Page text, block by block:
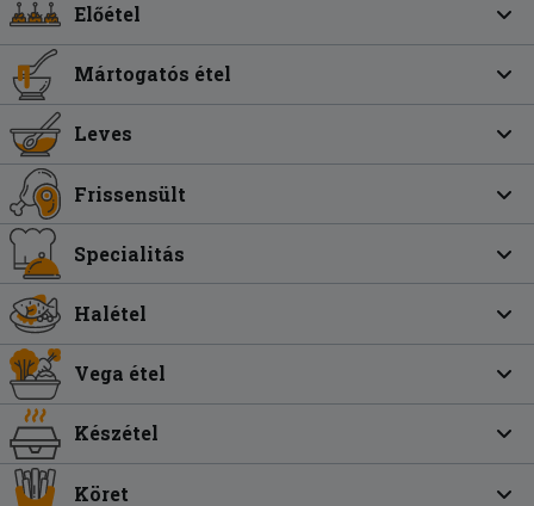
Előétel
Mártogatós étel
Leves
Frissensült
Specialitás
Halétel
Vega étel
Készétel
Köret